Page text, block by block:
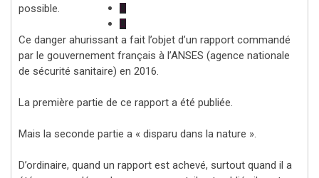
possible.
Ce danger ahurissant a fait l’objet d’un rapport commandé
par le gouvernement français à l’ANSES (agence nationale
de sécurité sanitaire) en 2016.
La première partie de ce rapport a été publiée.
Mais la seconde partie a « disparu dans la nature ».
D’ordinaire, quand un rapport est achevé, surtout quand il a